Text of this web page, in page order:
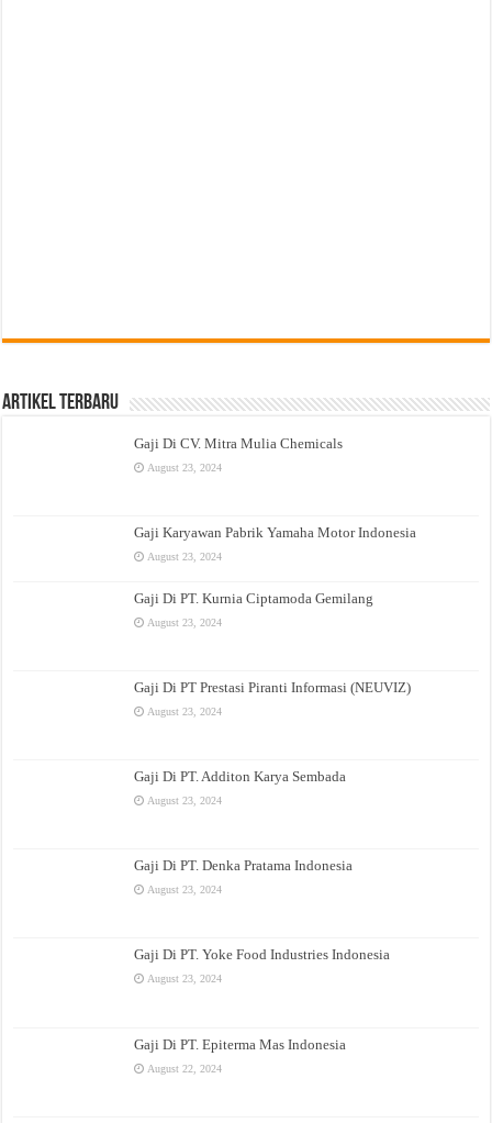
Artikel Terbaru
Gaji Di CV. Mitra Mulia Chemicals
August 23, 2024
Gaji Karyawan Pabrik Yamaha Motor Indonesia
August 23, 2024
Gaji Di PT. Kurnia Ciptamoda Gemilang
August 23, 2024
Gaji Di PT Prestasi Piranti Informasi (NEUVIZ)
August 23, 2024
Gaji Di PT. Additon Karya Sembada
August 23, 2024
Gaji Di PT. Denka Pratama Indonesia
August 23, 2024
Gaji Di PT. Yoke Food Industries Indonesia
August 23, 2024
Gaji Di PT. Epiterma Mas Indonesia
August 22, 2024